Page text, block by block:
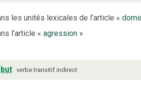
les unités lexicales de l’article «
l’article «agression »
but verbe transitif indirect